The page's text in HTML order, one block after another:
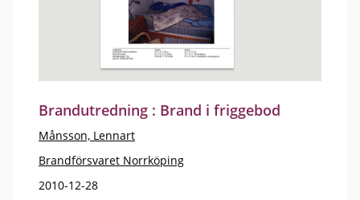
Brandutredning : Brand i friggebod
Månsson, Lennart
Brandförsvaret Norrköping
2010-12-28